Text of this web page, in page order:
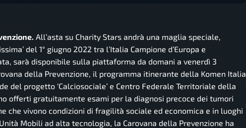
All’asta su Charity Stars andrà una maglia speciale,
del 1° giugno 2022 tra l’Italia Campione d’Europa e
sarà disponibile sulla piattaforma da domani a venerdì 3
della Prevenzione, il programma itinerante della Komen Italia
del progetto ‘Calciosociale’ e Centro Federale Territoriale della
offerti gratuitamente esami per la diagnosi precoce dei tumori
che vivono condizioni di fragilità sociale ed economica e in luoghi
Mobili ad alta tecnologia, la Carovana della Prevenzione ha